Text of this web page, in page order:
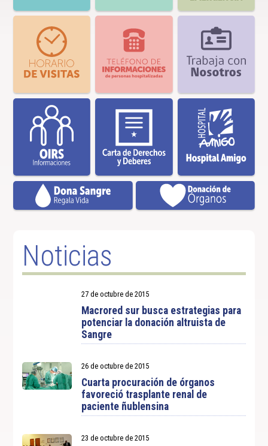
Noticias
27 de octubre de 2015
Macrored sur busca estrategias para
potenciar la donación altruista de
Sangre
26 de octubre de 2015
Cuarta procuración de órganos
favoreció trasplante renal de
paciente ñublensina
23 de octubre de 2015